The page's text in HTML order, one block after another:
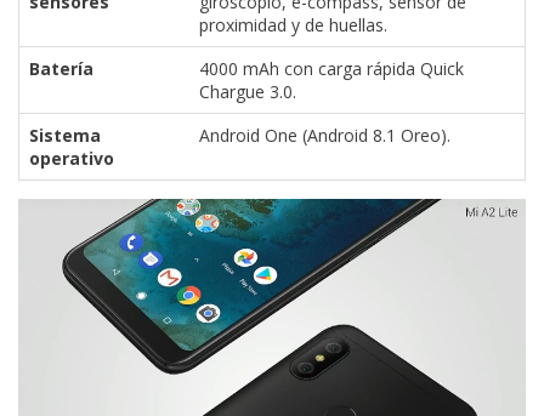
proximidad y de huellas.
Batería
4000 mAh con carga rápida Quick
Chargue 3.0.
Sistema
operativo
Android One (Android 8.1 Oreo).